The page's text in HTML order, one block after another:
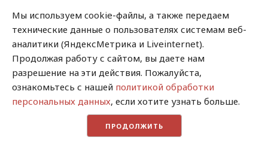
2013-2026 / Сетевое издание "Якутия.Инфо"/
Новости Якутии и Якутска
Свидетельство о регистрации СМИ ЭЛ № ФС 77 -
сфере связи, информационных технологий и
массовых коммуникаций (Роскомнадзор)
Мы используем cookie-файлы, а также передаем
технические данные о пользователях системам веб-
аналитики (ЯндексМетрика и Liveinternet).
Продолжая работу с сайтом, вы даете нам
разрешение на эти действия. Пожалуйста,
ознакомьтесь с нашей политикой обработки
персональных данных, если хотите узнать больше.
ПРОДОЛЖИТЬ